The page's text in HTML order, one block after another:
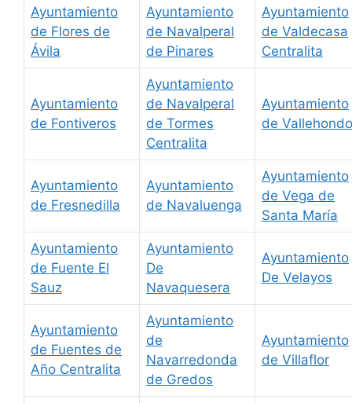
Ayuntamiento
de Flores de
Ávila
Ayuntamiento
de Navalperal
de Pinares
Ayuntamiento
de Valdecasa
Centralita
Ayuntamiento
de Fontiveros
Ayuntamiento
de Navalperal
de Tormes
Centralita
Ayuntamiento
de Vallehondo
Ayuntamiento
de Fresnedilla
Ayuntamiento
de Navaluenga
Ayuntamiento
de Vega de
Santa María
Ayuntamiento
de Fuente El
Sauz
Ayuntamiento
De
Navaquesera
Ayuntamiento
De Velayos
Ayuntamiento
de Fuentes de
Año Centralita
Ayuntamiento
de
Navarredonda
de Gredos
Ayuntamiento
de Villaflor